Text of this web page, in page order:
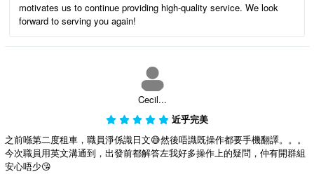
motivates us to continue providing high-quality service. We look
forward to serving you again!
Cecil...
近乎完美
之前喺第二度租車，職員淨係識日文😅然後唔識既操作都要手機翻譯。。。
今次職員用英文溝通到，出發前都解答左我好多操作上的疑問，仲有開群組
安心唔少😘